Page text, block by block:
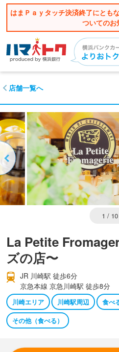
はまＰａｙタッチ決済終了にとも
ついてのお
店舗一覧へ
1 / 10
La Petite
ズの店〜
JR 川崎駅 徒歩6分
京急本線 京急川崎駅 徒歩8分
川崎エリア 川崎駅周辺 食べ
その他（食べる）